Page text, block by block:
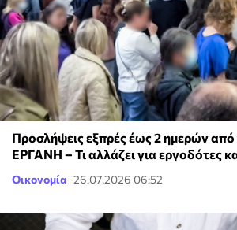
Προσλήψεις εξπρές έως 2 ημερών από
ΕΡΓΑΝΗ – Τι αλλάζει για εργοδότες
Οικονομία 26.07.2026 06:52